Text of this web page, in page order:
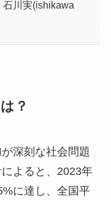
川実(ishikawa
？
深刻な社会問題
よると、2023年
に達し、全国平